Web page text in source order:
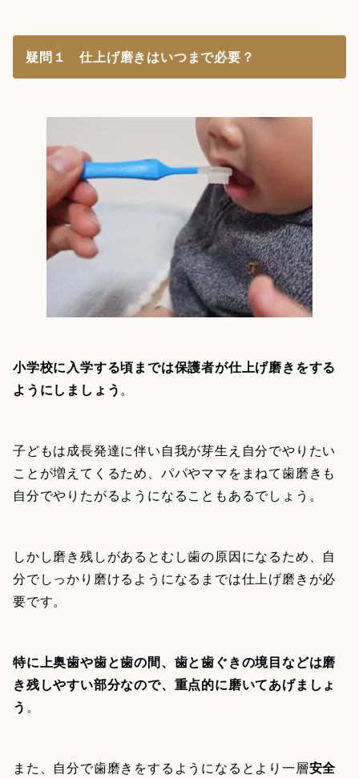
疑問１ 仕上げ磨きはいつまで必要？
小学校に入学する頃までは保護者が仕上げ磨きをする
ようにしましょう。
子どもは成長発達に伴い自我が芽生え自分でやりたい
ことが増えてくるため、パパやママをまねて歯磨きも
自分でやりたがるようになることもあるでしょう。
しかし磨き残しがあるとむし歯の原因になるため、自
分でしっかり磨けるようになるまでは仕上げ磨きが必
要です。
特に上奥歯や歯と歯の間、歯と歯ぐきの境目などは磨
き残しやすい部分なので、重点的に磨いてあげましょ
う 。
また、自分で歯磨きをするようになるとより一層安全